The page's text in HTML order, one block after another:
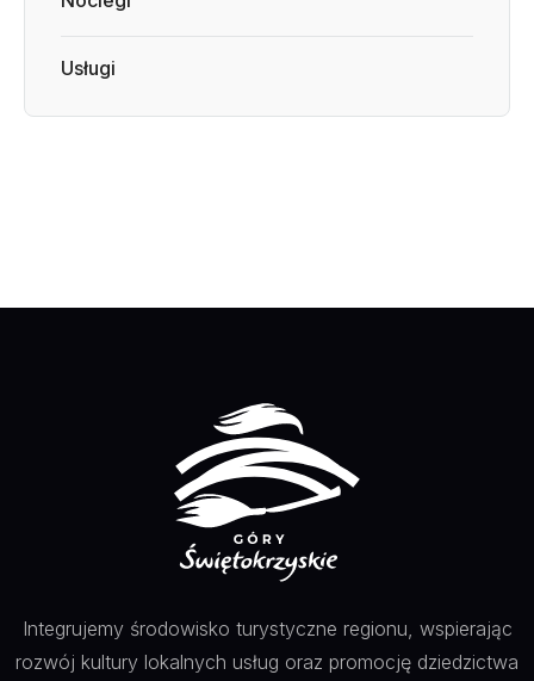
Usługi
Integrujemy środowisko turystyczne regionu, wspierając
rozwój kultury lokalnych usług oraz promocję dziedzictwa